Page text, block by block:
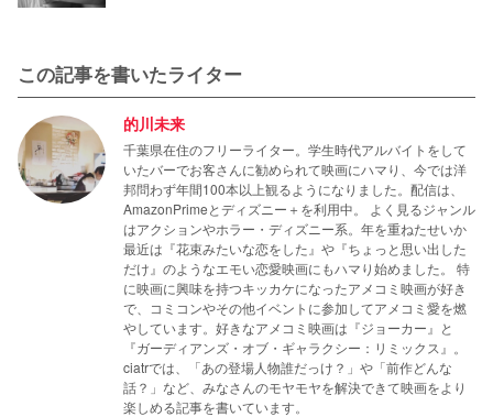
この記事を書いたライター
的川未来
千葉県在住のフリーライター。学生時代アルバイトをして
いたバーでお客さんに勧められて映画にハマり、今では洋
邦問わず年間100本以上観るようになりました。配信は、
AmazonPrimeとディズニー＋を利用中。 よく見るジャンル
はアクションやホラー・ディズニー系。年を重ねたせいか
最近は『花束みたいな恋をした』や『ちょっと思い出した
だけ』のようなエモい恋愛映画にもハマり始めました。 特
に映画に興味を持つキッカケになったアメコミ映画が好き
で、コミコンやその他イベントに参加してアメコミ愛を燃
やしています。好きなアメコミ映画は『ジョーカー』と
『ガーディアンズ・オブ・ギャラクシー：リミックス』。
ciatrでは、「あの登場人物誰だっけ？」や「前作どんな
話？」など、みなさんのモヤモヤを解決できて映画をより
楽しめる記事を書いています。